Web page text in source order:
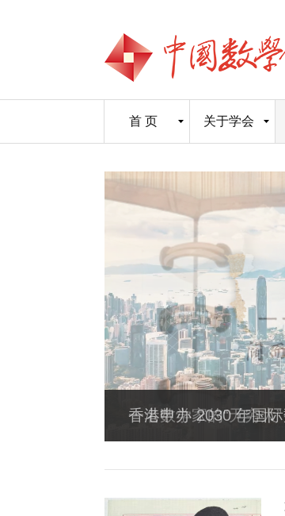
首 页 关于学会
一名数学家的“无穷